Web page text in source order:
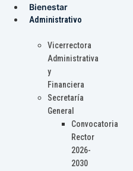
Bienestar
Administrativo
Vicerrectora
Administrativa
y
Financiera
Secretaría
General
Convocatoria
Rector
2026-
2030